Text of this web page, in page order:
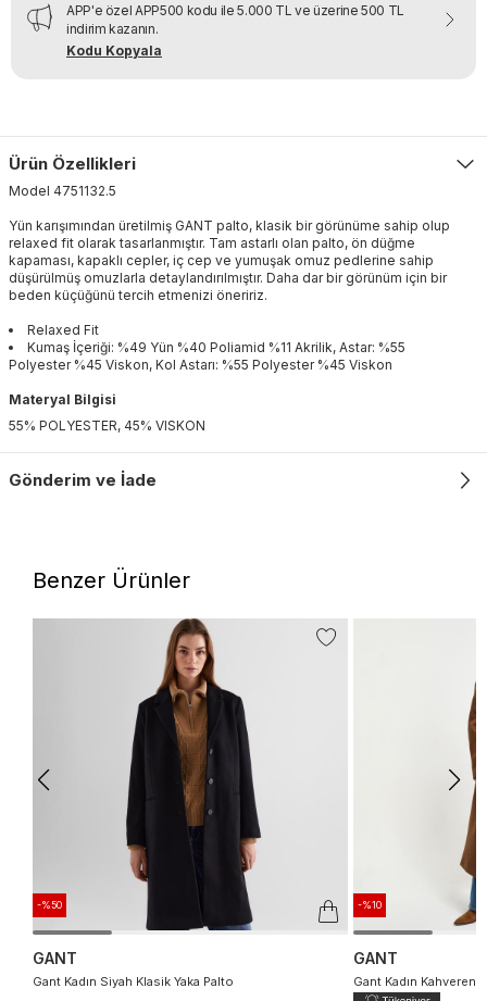
APP'e özel APP500 kodu ile 5.000 TL ve üzerine 500 TL
indirim kazanın.
Kodu Kopyala
Ürün Özellikleri
Model 4751132.5
Yün karışımından üretilmiş GANT palto, klasik bir görünüme sahip olup
relaxed fit olarak tasarlanmıştır. Tam astarlı olan palto, ön düğme
kapaması, kapaklı cepler, iç cep ve yumuşak omuz pedlerine sahip
düşürülmüş omuzlarla detaylandırılmıştır. Daha dar bir görünüm için bir
beden küçüğünü tercih etmenizi öneririz.
Relaxed Fit
Kumaş İçeriği: %49 Yün %40 Poliamid %11 Akrilik, Astar: %55
Polyester %45 Viskon, Kol Astarı: %55 Polyester %45 Viskon
Materyal Bilgisi
55% POLYESTER, 45% VISKON
Gönderim ve İade
Benzer Ürünler
-%50
GANT
Gant Kadın Siyah Klasik Yaka Palto
-%10
GANT
Gant Kadın